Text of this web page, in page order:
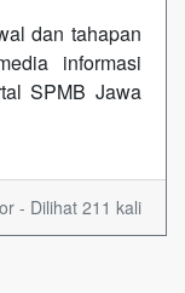
dan tahapan
informasi
SPMB Jawa
- Dilihat 211 kali